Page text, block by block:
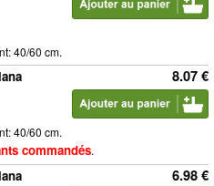
40/60 cm.
8.07 €
40/60 cm.
commandés.
6.98 €